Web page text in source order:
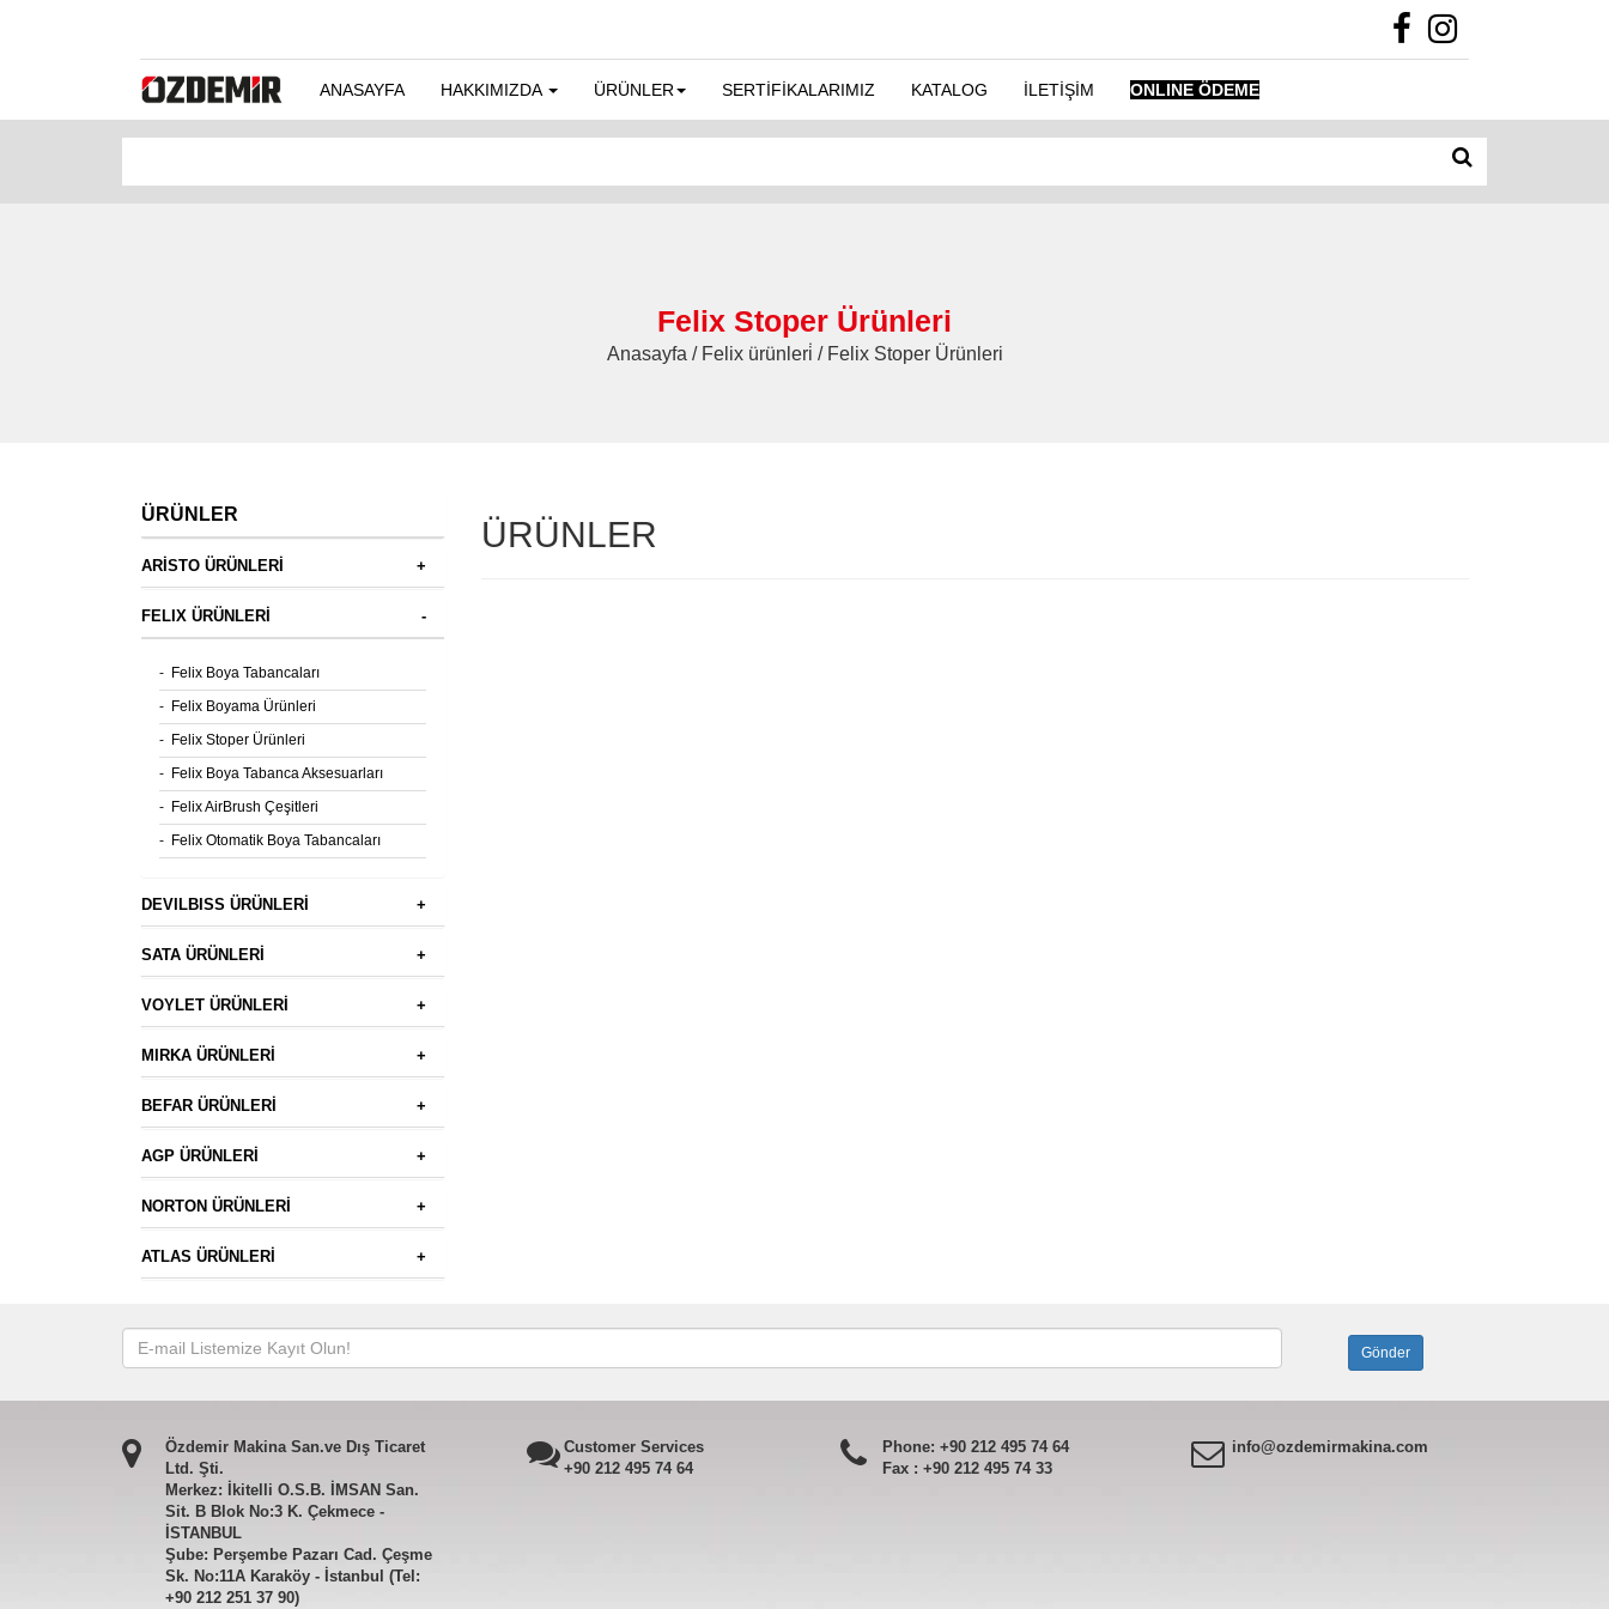
ANASAYFA HAKKIMIZDA ÜRÜNLER SERTİFİKALARIMIZ KATALOG İLETİŞİM ONLINE ÖDEME
Felix Stoper Ürünleri
Anasayfa / Felix ürünleri̇ / Felix Stoper Ürünleri
ÜRÜNLER
+
ARİSTO ÜRÜNLERİ
-
FELIX ÜRÜNLERİ
- Felix Boya Tabancaları
- Felix Boyama Ürünleri
- Felix Stoper Ürünleri
- Felix Boya Tabanca Aksesuarları
- Felix AirBrush Çeşitleri
- Felix Otomatik Boya Tabancaları
+
DEVILBISS ÜRÜNLERİ
+
SATA ÜRÜNLERİ
+
VOYLET ÜRÜNLERİ
+
MIRKA ÜRÜNLERİ
+
BEFAR ÜRÜNLERİ
+
AGP ÜRÜNLERİ
+
NORTON ÜRÜNLERİ
+
ATLAS ÜRÜNLERİ
ÜRÜNLER
Özdemir Makina San.ve Dış Ticaret
Ltd. Şti.
Merkez: İkitelli O.S.B. İMSAN San.
Sit. B Blok No:3 K. Çekmece -
İSTANBUL
Şube: Perşembe Pazarı Cad. Çeşme
Sk. No:11A Karaköy - İstanbul (Tel:
+90 212 251 37 90)
Customer Services
+90 212 495 74 64
Phone: +90 212 495 74 64
Fax : +90 212 495 74 33
info@ozdemirmakina.com